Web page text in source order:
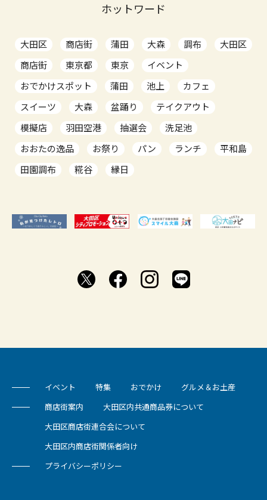
ホットワード
大田区 商店街 蒲田 大森 調布
大田区
商店街
東京都 東京
イベント
おでかけスポット
蒲田 池上
カフェ
スイーツ
大森 盆踊り
テイクアウト
模擬店
羽田空港 抽選会
洗足池
おおたの逸品
お祭り パン ランチ
平和島
田園調布
糀谷 縁日
イベント 特集 おでかけ グルメ＆お土産
商店街案内 大田区内共通商品券について
大田区商店街連合会について
大田区内商店街関係者向け
プライバシーポリシー